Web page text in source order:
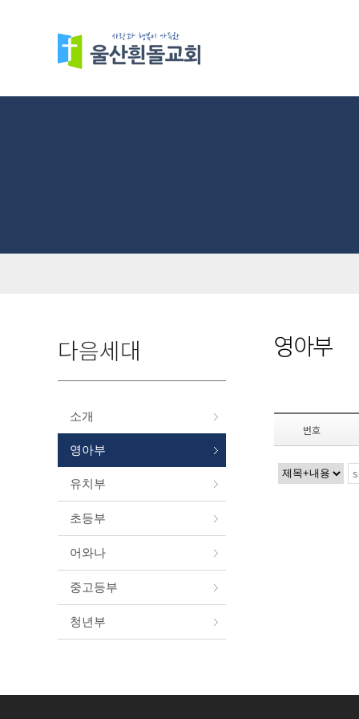
다음세대
소개
영아부
유치부
초등부
어와나
중고등부
청년부
영아부
번호